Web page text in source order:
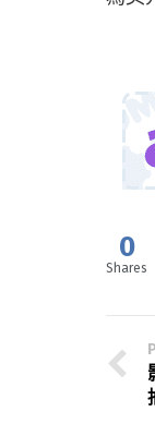
0
Shares